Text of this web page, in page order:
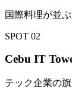
国際料理が並
SPOT 02
Cebu IT
テック企業の